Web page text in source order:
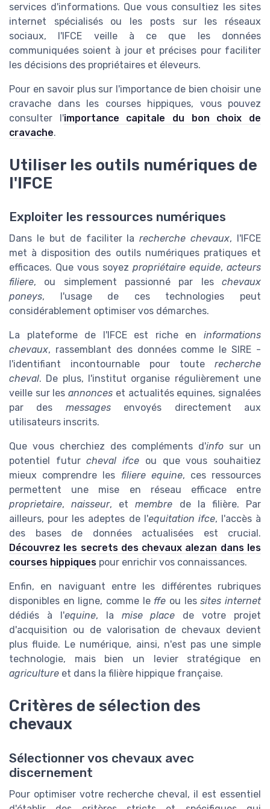
services d'informations. Que vous consultiez les sites
internet spécialisés ou les posts sur les réseaux
sociaux, l'IFCE veille à ce que les données
communiquées soient à jour et précises pour faciliter
les décisions des propriétaires et éleveurs.
Pour en savoir plus sur l'importance de bien choisir une
cravache dans les courses hippiques, vous pouvez
consulter l'importance capitale du bon choix de
cravache.
Utiliser les outils numériques de
l'IFCE
Exploiter les ressources numériques
Dans le but de faciliter larecherche chevaux, l'IFCE
met à disposition des outils numériques pratiques et
efficaces. Que vous soyez propriétaire equide, acteurs
filiere, ou simplement passionné par les chevaux
poneys, l'usage de ces technologies peut
considérablement optimiser vos démarches.
La plateforme de l'IFCE est riche en informations
chevaux, rassemblant des données comme le SIRE -
l'identifiant incontournable pour toute recherche
cheval. De plus, l'institut organise régulièrement une
veille sur lesannonces et actualités equines, signalées
par des messagesenvoyés directement aux
utilisateurs inscrits.
Que vous cherchiez des compléments d'info sur un
potentiel futurcheval ifce ou que vous souhaitiez
mieux comprendre les filiere equine, ces ressources
permettent une mise en réseau efficace entre
proprietaire,naisseur, etmembre de la filière. Par
ailleurs, pour les adeptes de l'equitation ifce, l'accès à
des bases de données actualisées est crucial.
Découvrez les secrets des chevaux alezan dans les
courses hippiques pour enrichir vos connaissances.
Enfin, en naviguant entre les différentes rubriques
disponibles en ligne, comme le ffe ou lessites internet
dédiés à l'equine, la mise place de votre projet
d'acquisition ou de valorisation de chevaux devient
plus fluide. Le numérique, ainsi, n'est pas une simple
technologie, mais bien un levier stratégique en
agriculture et dans la filière hippique française.
Critères de sélection des
chevaux
Sélectionner vos chevaux avec
discernement
Pour optimiser votre recherche cheval, il est essentiel